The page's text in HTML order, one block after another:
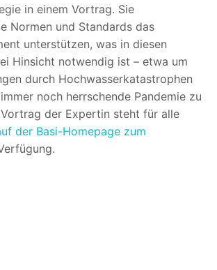
in einem Vortrag. Sie
Normen und Standards das
unterstützen, was in diesen
Hinsicht notwendig ist – etwa um
durch Hochwasserkatastrophen
noch herrschende Pandemie zu
der Expertin steht für alle
der Basi-Homepage zum